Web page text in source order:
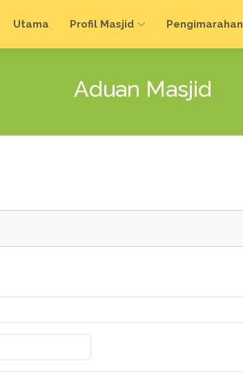
Utama Profil Masjid Pengimarahan
Aduan Masjid